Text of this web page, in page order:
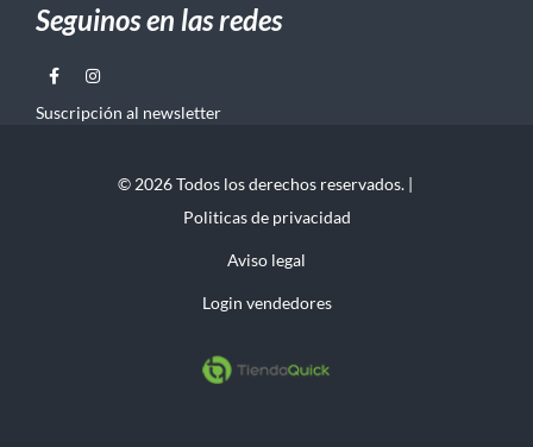
Seguinos en las redes
Suscripción al newsletter
© 2026 Todos los derechos reservados. |
Politicas de privacidad
Aviso legal
Login vendedores